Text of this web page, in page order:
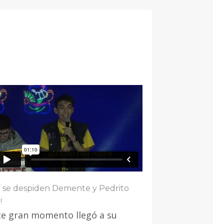
se despiden Demente y Pedrito
gran momento llegó a su